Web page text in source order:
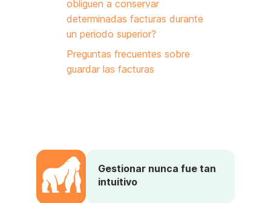
obliguen a conservar
determinadas facturas durante
un periodo superior?
Preguntas frecuentes sobre
guardar las facturas
Gestionar nunca fue tan
intuitivo